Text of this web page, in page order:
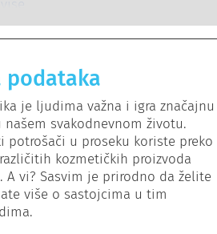
endokrine poremećaje.
na supstance koje su
za većinu ljudi. Supstanca koja
reakciju naziva se alergen.
proizvodi i proizvodi za ličnu negu
sastojke koji mogu biti
neke ljude. To ne znači da
bezbedan za druge ljude.
podataka
je ljudima važna i igra značajnu
našem svakodnevnom životu.
potrošači u proseku koriste preko
kozmetičkih proizvoda
A vi? Sasvim je prirodno da želite
više o sastojcima u tim